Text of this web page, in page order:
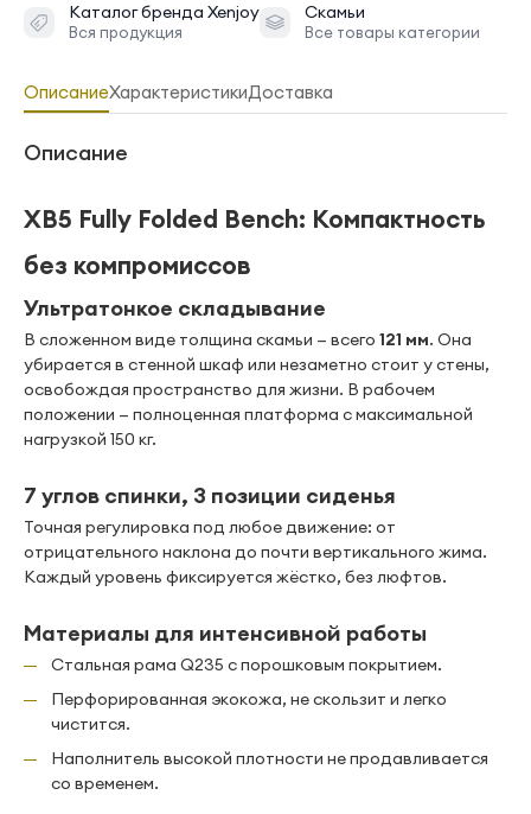
Каталог бренда Xenjoy
Вся продукция
Скамьи
Все товары категории
ОписаниеХарактеристикиДоставка
Описание
XB5 Fully Folded Bench: Компактность
без компромиссов
Ультратонкое складывание
В сложенном виде толщина скамьи — всего 121 мм. Она
убирается в стенной шкаф или незаметно стоит у стены,
освобождая пространство для жизни. В рабочем
положении — полноценная платформа с максимальной
нагрузкой 150 кг.
7 углов спинки, 3 позиции сиденья
Точная регулировка под любое движение: от
отрицательного наклона до почти вертикального жима.
Каждый уровень фиксируется жёстко, без люфтов.
Материалы для интенсивной работы
Стальная рама Q235 с порошковым покрытием.
Перфорированная экокожа, не скользит и легко
чистится.
Наполнитель высокой плотности не продавливается
со временем.